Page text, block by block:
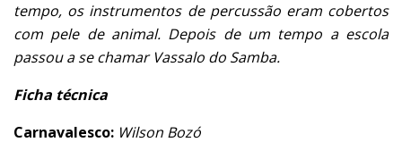
tempo, os instrumentos de percussão eram cobertos
com pele de animal. Depois de um tempo a escola
passou a se chamar Vassalo do Samba.
Ficha técnica
Carnavalesco: Wilson Bozó